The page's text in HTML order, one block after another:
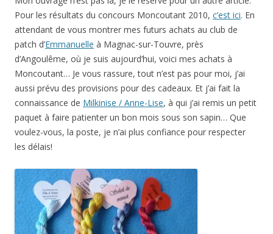
Pour les résultats du concours Moncoutant 2010, c’est ici. En
attendant de vous montrer mes futurs achats au club de
patch d’Emmanuelle à Magnac-sur-Touvre, près
d’Angoulême, où je suis aujourd’hui, voici mes achats à
Moncoutant… Je vous rassure, tout n’est pas pour moi, j’ai
aussi prévu des provisions pour des cadeaux. Et j’ai fait la
connaissance de Milkinise / Anne-Lise, à qui j’ai remis un petit
paquet à faire patienter un bon mois sous son sapin… Que
voulez-vous, la poste, je n’ai plus confiance pour respecter
les délais!